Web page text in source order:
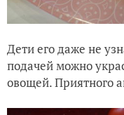
Дети его даже не
подачей можно
овощей. Приятного